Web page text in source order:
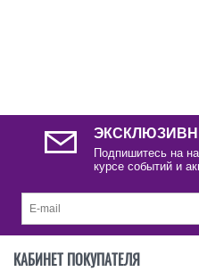
Подпишитесь на
курсе событий и
КАБИНЕТ ПОКУПАТЕЛЯ